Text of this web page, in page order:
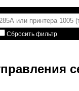
Сбросить фильтр